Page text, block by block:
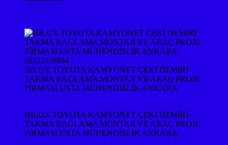
HILUX TOYOTA KAMYONET ÇEKİ DEMİRİ
TAKMA BAGLAMA MONTAJI VE ARAÇ PROJE
FİRMASI USTA MÜHENDİSLİK ANKARA
HILUX TOYOTA KAMYONET ÇEKİ DEMİRİ
TAKMA BAGLAMA MONTAJI VE ARAÇ PROJE
FİRMASI USTA MÜHENDİSLİK ANKARA